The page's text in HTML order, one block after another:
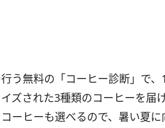
う無料の「コーヒー診断」で
ズされた3種類のコーヒーを届
ーヒーも選べるので、暑い夏